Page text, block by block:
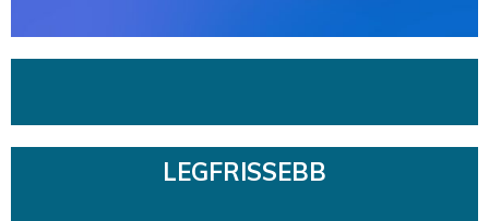
LEGFRISSEBB